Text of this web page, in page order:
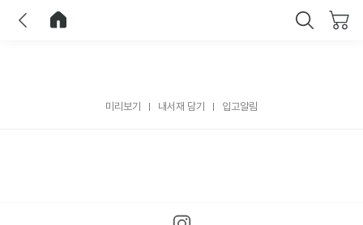
미리보기 내서재 담기 입고알림